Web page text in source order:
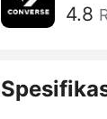
4.8